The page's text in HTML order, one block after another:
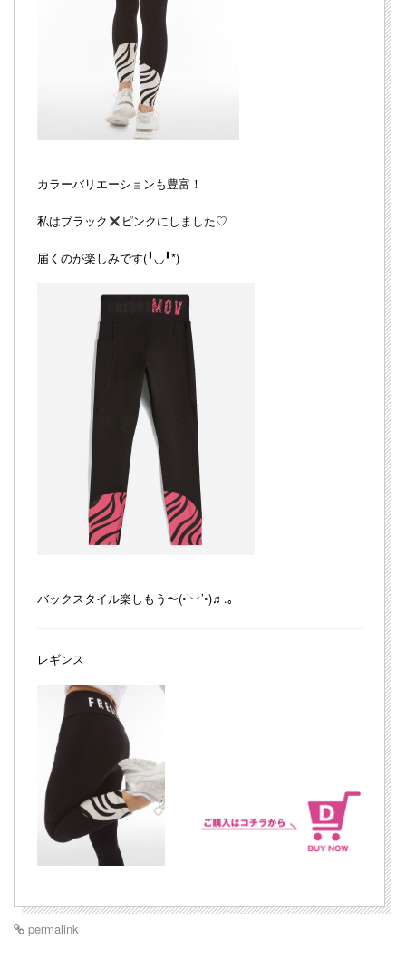
カラーバリエーションも豊富！
私はブラック ピンクにしました♡
届くのが楽しみです(╹︎◡︎╹︎*)
バックスタイル楽しもう〜(◦︎’︶’◦︎)♬︎.｡
レギンス
permalink